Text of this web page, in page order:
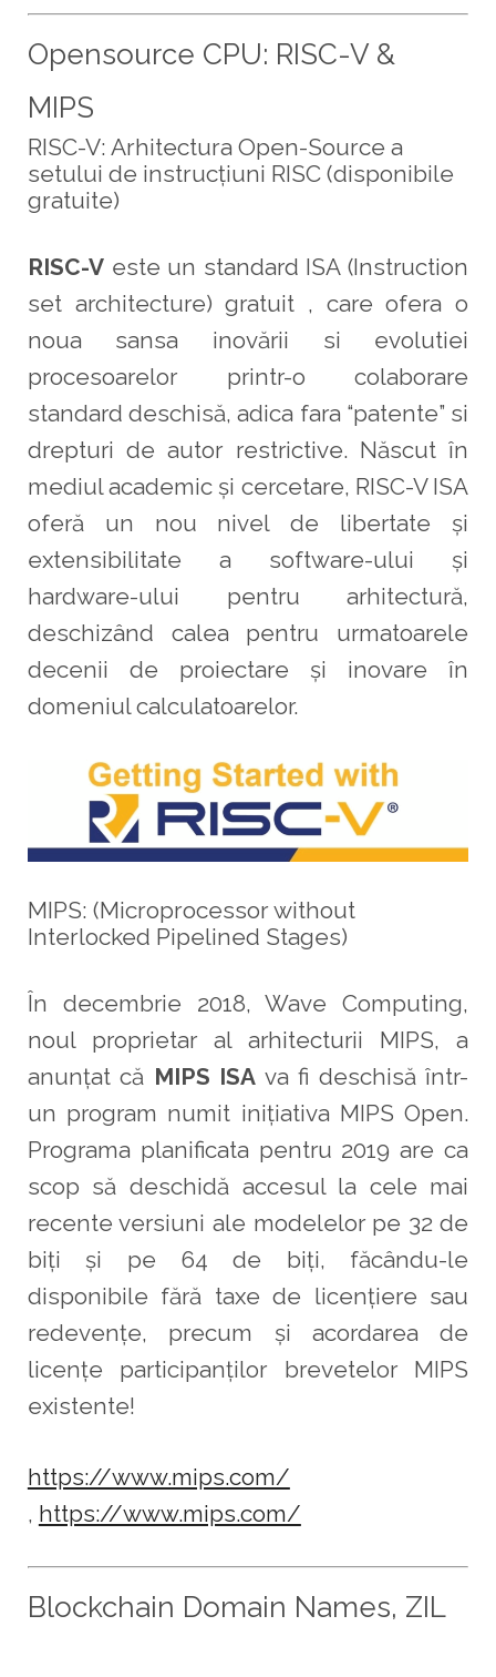
Opensource CPU: RISC-V &
MIPS
RISC-V: Arhitectura Open-Source a
setului de instrucțiuni RISC (disponibile
gratuite)
RISC-Veste un standard ISA (Instruction
set architecture) gratuit , care ofera o
noua sansa inovării si evolutiei
procesoarelor printr-o colaborare
standard deschisă, adica fara “patente” si
drepturi de autor restrictive. Născut în
mediul academic și cercetare, RISC-V ISA
oferă un nou nivel de libertate și
extensibilitate a software-ului și
hardware-ului pentru arhitectură,
deschizând calea pentru urmatoarele
decenii de proiectare și inovare în
domeniul calculatoarelor.
MIPS: (Microprocessor without
Interlocked Pipelined Stages)
În decembrie 2018, Wave Computing,
noul proprietar al arhitecturii MIPS, a
anunțat că MIPS ISA va fi deschisă într-
un program numit inițiativa MIPS Open.
Programa planificata pentru 2019 are ca
scop să deschidă accesul la cele mai
recente versiuni ale modelelor pe 32 de
biți și pe 64 de biți, făcându-le
disponibile fără taxe de licențiere sau
redevențe, precum și acordarea de
licențe participanților brevetelor MIPS
existente!
https://www.mips.com/
, https://www.mips.com/
Blockchain Domain Names, ZIL